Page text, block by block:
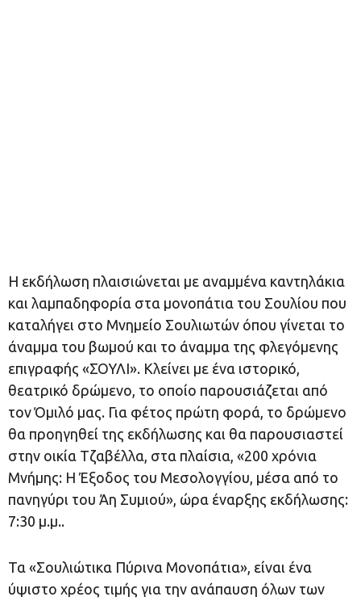
Η εκδήλωση πλαισιώνεται με αναμμένα καντηλάκια
και λαμπαδηφορία στα μονοπάτια του Σουλίου που
καταλήγει στο Μνημείο Σουλιωτών όπου γίνεται το
άναμμα του βωμού και το άναμμα της φλεγόμενης
επιγραφής «ΣΟΥΛΙ». Κλείνει με ένα ιστορικό,
θεατρικό δρώμενο, το οποίο παρουσιάζεται από
τον Όμιλό μας. Για φέτος πρώτη φορά, το δρώμενο
θα προηγηθεί της εκδήλωσης και θα παρουσιαστεί
στην οικία Τζαβέλλα, στα πλαίσια, «200 χρόνια
Μνήμης: Η Έξοδος του Μεσολογγίου, μέσα από το
πανηγύρι του Άη Συμιού», ώρα έναρξης εκδήλωσης:
7:30 μ.μ..
Τα «Σουλιώτικα Πύρινα Μονοπάτια», είναι ένα
ύψιστο χρέος τιμής για την ανάπαυση όλων των